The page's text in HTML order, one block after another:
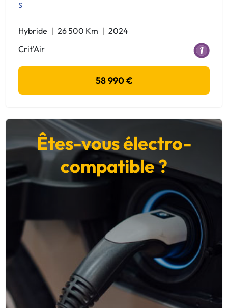
S
Hybride 26 500 Km
2024
Crit'Air
58 990 €
Êtes-vous électro-
compatible ?